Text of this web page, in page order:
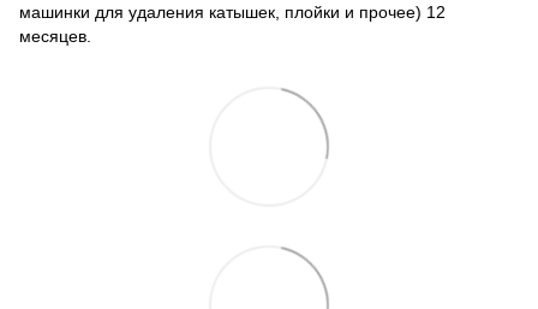
машинки для удаления катышек, плойки и прочее) 12
месяцев.